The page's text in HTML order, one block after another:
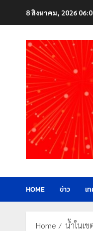
8 สิงหาคม, 2026
HOME ข่าว เ
Home น้ำในเข